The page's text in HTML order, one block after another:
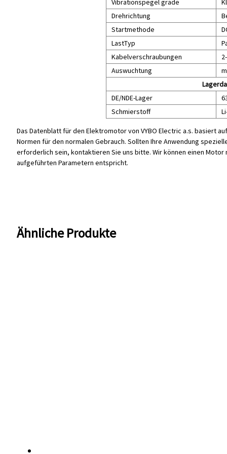
Vibrationspegel grade
Drehrichtung
Startmethode
LastTyp
Kabelverschraubungen
Auswuchtung
DE/NDE-Lager
Schmierstoff
Das Datenblatt für den Elektromotor von VYBO Electric a.s. basiert
Normen für den normalen Gebrauch. Sollten Ihre Anwendung
erforderlich sein, kontaktieren Sie uns bitte. Wir können einen Motor
aufgeführten Parametern entspricht.
Ähnliche Produkte